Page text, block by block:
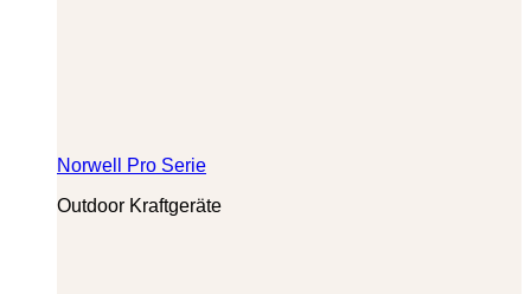
Norwell Pro Serie
Outdoor Kraftgeräte